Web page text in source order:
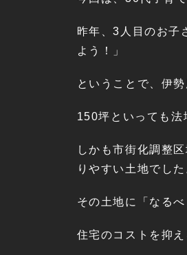
昨年、3人目のお子
よう！」
ということで、伊
150坪といっても法
しかも市街化調整
りやすい土地でした
その土地に「なる
住宅のコストを抑